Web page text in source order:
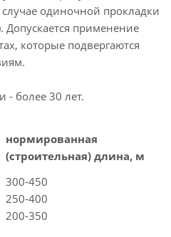
случае одиночной прокладки
применение
которые подвергаются
- более 30 лет.
нормированная
(строительная) длина, м
300-450
250-400
200-350